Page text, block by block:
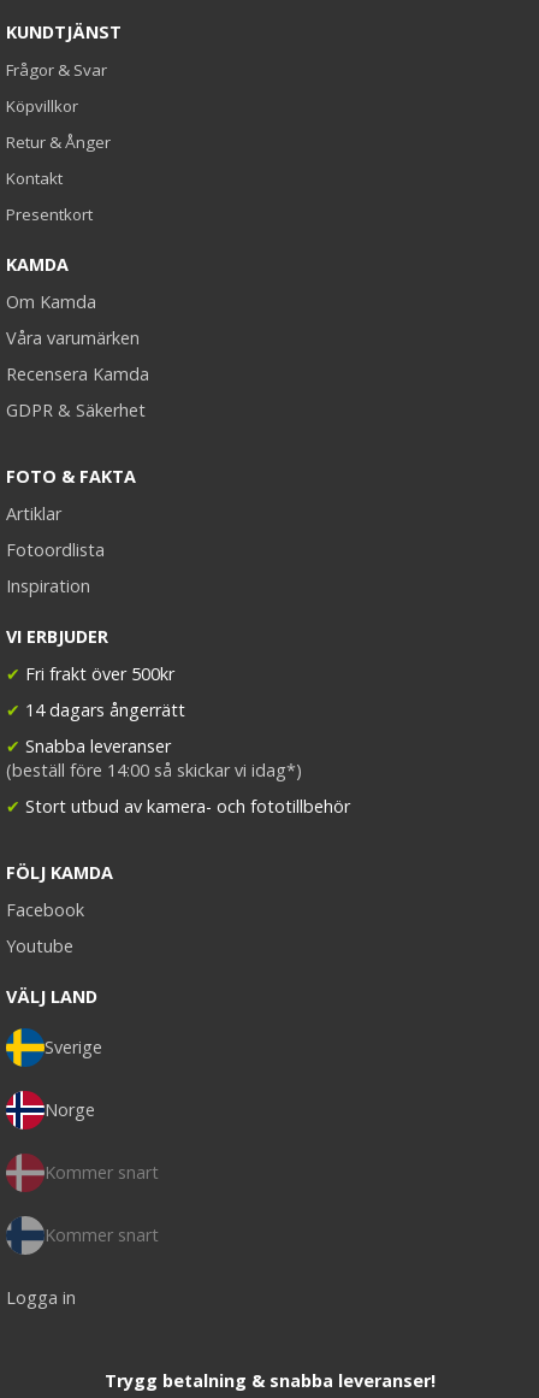
KUNDTJÄNST
Frågor & Svar
Köpvillkor
Retur & Ånger
Kontakt
Presentkort
KAMDA
Om Kamda
Våra varumärken
Recensera Kamda
GDPR & Säkerhet
FOTO & FAKTA
Artiklar
Fotoordlista
Inspiration
VI ERBJUDER
✔ Fri frakt över 500kr
✔ 14 dagars ångerrätt
✔ Snabba leveranser
(beställ före 14:00 så skickar vi idag*)
✔ Stort utbud av kamera- och fototillbehör
FÖLJ KAMDA
Facebook
Youtube
VÄLJ LAND
Sverige
Norge
Kommer snart
Kommer snart
Logga in
Trygg betalning & snabba leveranser!